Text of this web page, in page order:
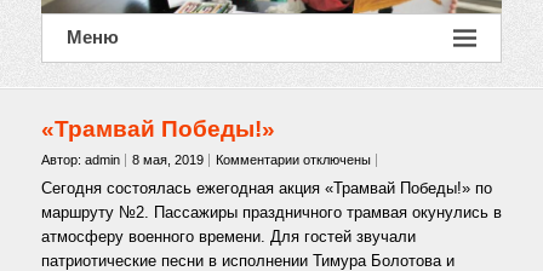
Меню
«Трамвай Победы!»
Автор: admin 8 мая, 2019 Комментариик
записи
«Трамвай
Победы!»
отключены
Сегодня состоялась ежегодная акция «Трамвай Победы!» по
маршруту №2. Пассажиры праздничного трамвая окунулись в
атмосферу военного времени. Для гостей звучали
патриотические песни в исполнении Тимура Болотова и